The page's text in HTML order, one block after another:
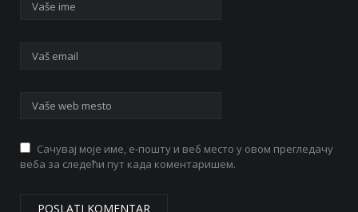
Сачувај моје име, е-пошту и веб место у овом прегледачу
веба за следећи пут када коментаришем.